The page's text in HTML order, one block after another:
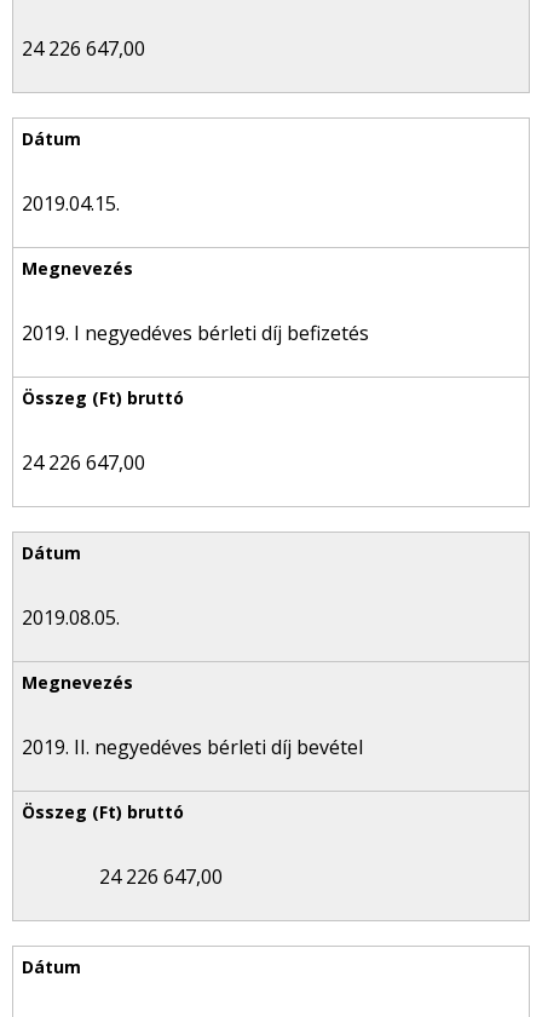
24 226 647,00
2019.04.15.
2019. I negyedéves bérleti díj befizetés
24 226 647,00
2019.08.05.
2019. II. negyedéves bérleti díj bevétel
24 226 647,00